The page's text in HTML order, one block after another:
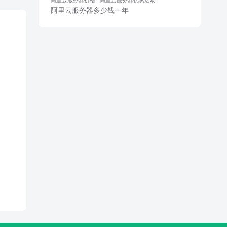
阿里云服务器多少钱一年